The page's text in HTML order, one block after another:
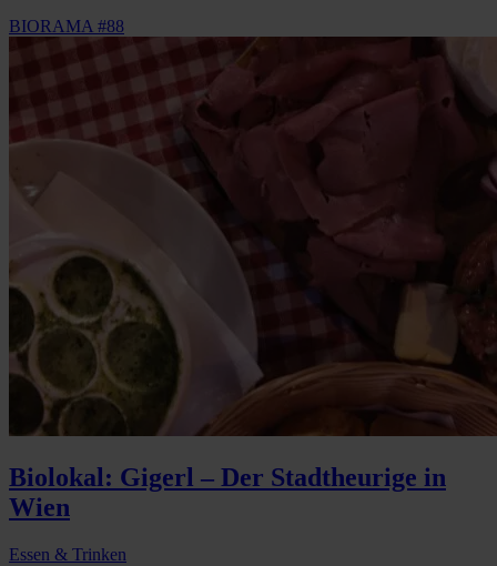
BIORAMA #88
Biolokal: Gigerl – Der Stadtheurige in
Wien
Essen & Trinken